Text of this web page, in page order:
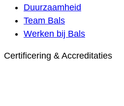
Duurzaamheid
Team Bals
Werken bij Bals
Certificering & Accreditaties